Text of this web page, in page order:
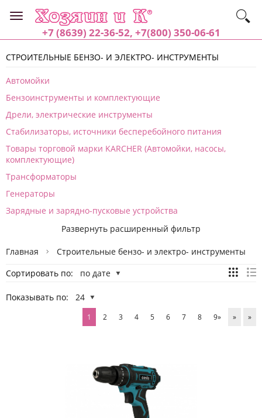
+7 (8639) 22-36-52, +7(800) 350-06-61
СТРОИТЕЛЬНЫЕ БЕНЗО- И ЭЛЕКТРО- ИНСТРУМЕНТЫ
Автомойки
Бензоинструменты и комплектующие
Дрели, электрические инструменты
Стабилизаторы, источники бесперебойного питания
Товары торговой марки KARCHER (Автомойки, насосы,
комплектующие)
Трансформаторы
Генераторы
Зарядные и зарядно-пусковые устройства
Развернуть расширенный фильтр
Главная
Строительные бензо- и электро- инструменты
Сортировать по: по дате
Показывать по: 24
1 2 3 4 5 6 7 8 9» » »